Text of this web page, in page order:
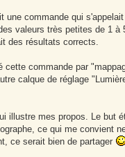
commande qui
valeurs très petites de 1 à
des résultats corrects.
commande par
calque de réglage
illustre mes propos. Le but
ce qui me convient
ce serait bien de partager